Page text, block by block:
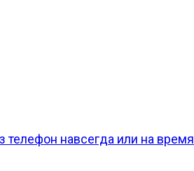
телефон навсегда или на время